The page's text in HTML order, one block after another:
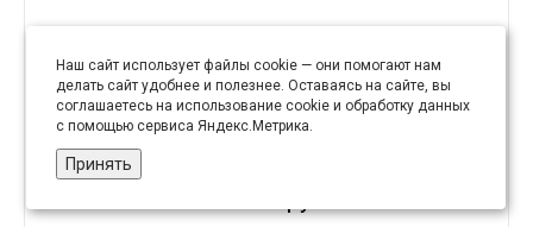
стеклярус 450 г 3х6 мм № 28 синий прозр. с
посеребренным отв.
Наш сайт использует файлы cookie — они помогают нам
делать сайт удобнее и полезнее. Оставаясь на сайте, вы
соглашаетесь на использование cookie и обработку данных
с помощью сервиса Яндекс.Метрика.
Принять